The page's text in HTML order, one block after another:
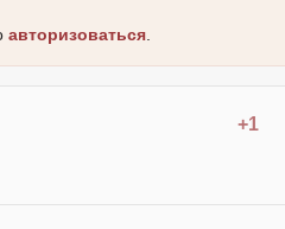
авторизоваться
+1